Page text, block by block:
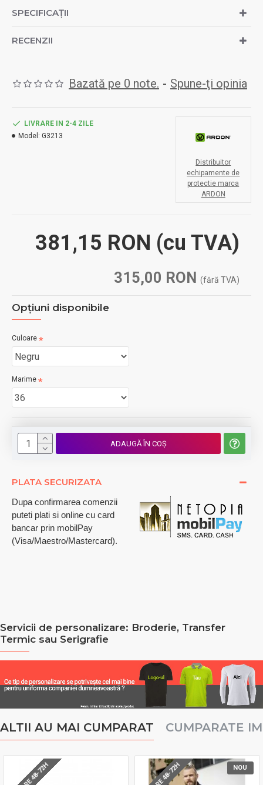
SPECIFICAȚII
RECENZII
Bazată pe 0 note. - Spune-ţi opinia
315,00 RON (fără TVA)
381,15 RON (cu TVA)
LIVRARE IN 2-4 ZILE
Model: G3213
Distribuitor
echipamente de
protectie marca
ARDON
Opţiuni disponibile
Culoare
Marime
ADAUGĂ ÎN COŞ
PLATA SECURIZATA
Dupa confirmarea comenzii
puteti plati si online cu card
bancar prin mobilPay
(Visa/Maestro/Mastercard).
Servicii de personalizare: Broderie, Transfer
Termic sau Serigrafie
ALTII AU MAI CUMPARAT CUMPARATE
NOU